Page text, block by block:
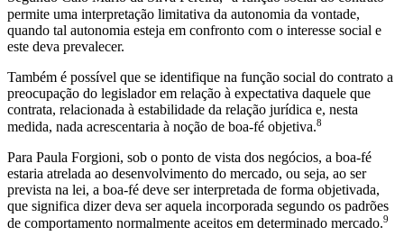
permite uma interpretação limitativa da autonomia da vontade,
quando tal autonomia esteja em confronto com o interesse social e
este deva prevalecer.
Também é possível que se identifique na função social do contrato a
preocupação do legislador em relação à expectativa daquele que
contrata, relacionada à estabilidade da relação jurídica e, nesta
medida, nada acrescentaria à noção de boa-fé objetiva.8
Para Paula Forgioni, sob o ponto de vista dos negócios, a boa-fé
estaria atrelada ao desenvolvimento do mercado, ou seja, ao ser
prevista na lei, a boa-fé deve ser interpretada de forma objetivada,
que significa dizer deva ser aquela incorporada segundo os padrões
de comportamento normalmente aceitos em determinado mercado.9